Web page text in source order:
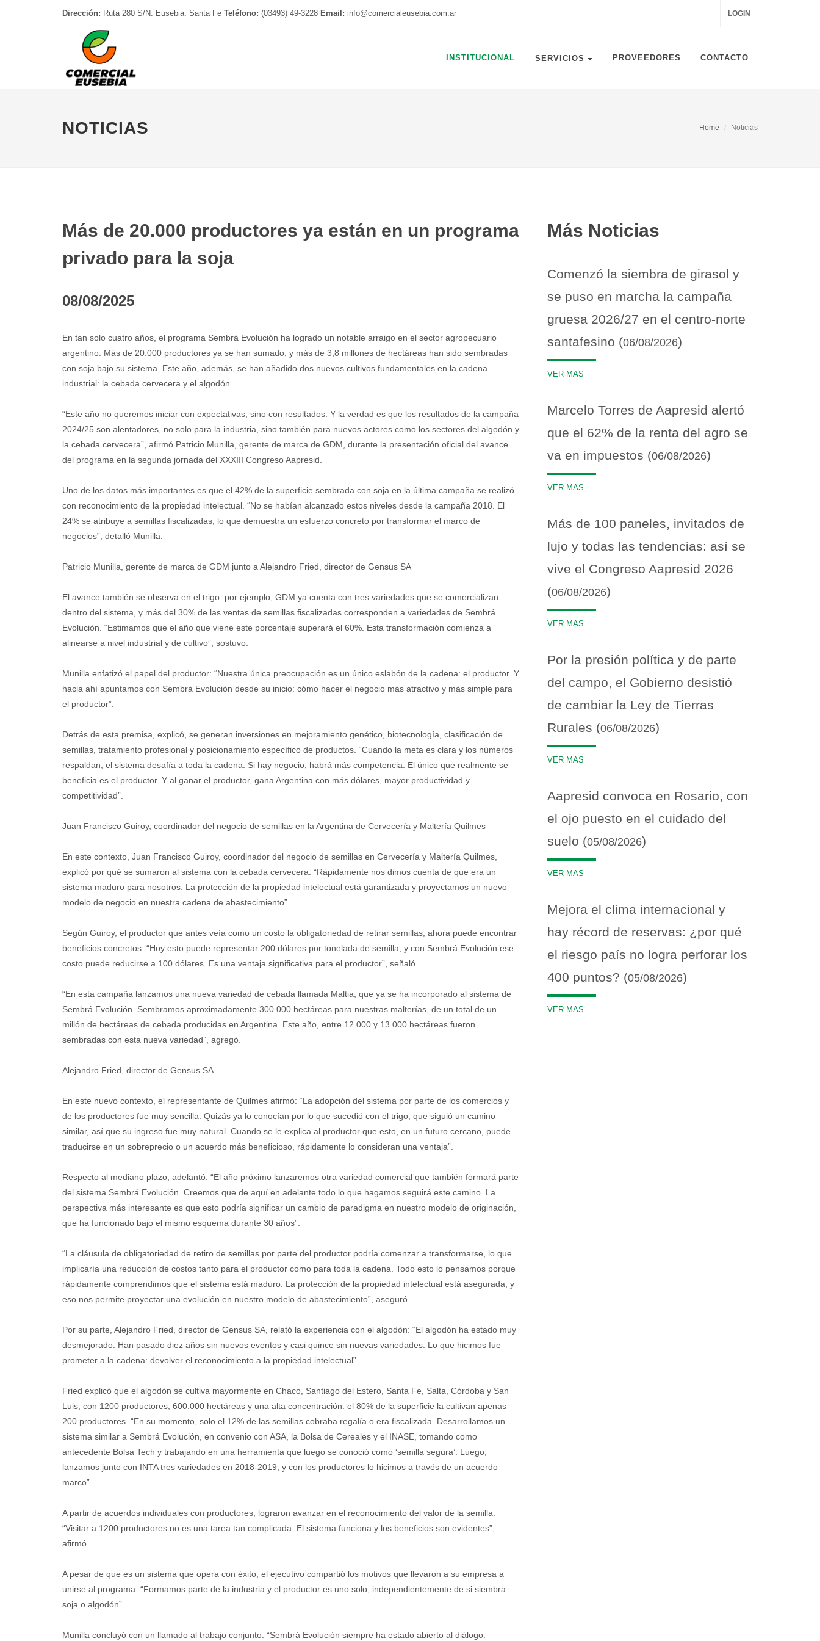
Dirección: Ruta 280 S/N. Eusebia. Santa Fe Teléfono: (03493) 49-3228 Email: info@comercialeusebia.com.ar LOGIN
INSTITUCIONAL SERVICIOS PROVEEDORES CONTACTO
NOTICIAS Home Noticias
Más de 20.000 productores ya están en un programa
privado para la soja
08/08/2025
En tan solo cuatro años, el programa Sembrá Evolución ha logrado un notable arraigo en el sector agropecuario
argentino. Más de 20.000 productores ya se han sumado, y más de 3,8 millones de hectáreas han sido sembradas
con soja bajo su sistema. Este año, además, se han añadido dos nuevos cultivos fundamentales en la cadena
industrial: la cebada cervecera y el algodón.
“Este año no queremos iniciar con expectativas, sino con resultados. Y la verdad es que los resultados de la campaña
2024/25 son alentadores, no solo para la industria, sino también para nuevos actores como los sectores del algodón y
la cebada cervecera”, afirmó Patricio Munilla, gerente de marca de GDM, durante la presentación oficial del avance
del programa en la segunda jornada del XXXIII Congreso Aapresid.
Uno de los datos más importantes es que el 42% de la superficie sembrada con soja en la última campaña se realizó
con reconocimiento de la propiedad intelectual. “No se habían alcanzado estos niveles desde la campaña 2018. El
24% se atribuye a semillas fiscalizadas, lo que demuestra un esfuerzo concreto por transformar el marco de
negocios”, detalló Munilla.
Patricio Munilla, gerente de marca de GDM junto a Alejandro Fried, director de Gensus SA
El avance también se observa en el trigo: por ejemplo, GDM ya cuenta con tres variedades que se comercializan
dentro del sistema, y más del 30% de las ventas de semillas fiscalizadas corresponden a variedades de Sembrá
Evolución. “Estimamos que el año que viene este porcentaje superará el 60%. Esta transformación comienza a
alinearse a nivel industrial y de cultivo”, sostuvo.
Munilla enfatizó el papel del productor: “Nuestra única preocupación es un único eslabón de la cadena: el productor. Y
hacia ahí apuntamos con Sembrá Evolución desde su inicio: cómo hacer el negocio más atractivo y más simple para
el productor”.
Detrás de esta premisa, explicó, se generan inversiones en mejoramiento genético, biotecnología, clasificación de
semillas, tratamiento profesional y posicionamiento específico de productos. “Cuando la meta es clara y los números
respaldan, el sistema desafía a toda la cadena. Si hay negocio, habrá más competencia. El único que realmente se
beneficia es el productor. Y al ganar el productor, gana Argentina con más dólares, mayor productividad y
competitividad”.
Juan Francisco Guiroy, coordinador del negocio de semillas en la Argentina de Cervecería y Maltería Quilmes
En este contexto, Juan Francisco Guiroy, coordinador del negocio de semillas en Cervecería y Maltería Quilmes,
explicó por qué se sumaron al sistema con la cebada cervecera: “Rápidamente nos dimos cuenta de que era un
sistema maduro para nosotros. La protección de la propiedad intelectual está garantizada y proyectamos un nuevo
modelo de negocio en nuestra cadena de abastecimiento”.
Según Guiroy, el productor que antes veía como un costo la obligatoriedad de retirar semillas, ahora puede encontrar
beneficios concretos. “Hoy esto puede representar 200 dólares por tonelada de semilla, y con Sembrá Evolución ese
costo puede reducirse a 100 dólares. Es una ventaja significativa para el productor”, señaló.
“En esta campaña lanzamos una nueva variedad de cebada llamada Maltia, que ya se ha incorporado al sistema de
Sembrá Evolución. Sembramos aproximadamente 300.000 hectáreas para nuestras malterías, de un total de un
millón de hectáreas de cebada producidas en Argentina. Este año, entre 12.000 y 13.000 hectáreas fueron
sembradas con esta nueva variedad”, agregó.
Alejandro Fried, director de Gensus SA
En este nuevo contexto, el representante de Quilmes afirmó: “La adopción del sistema por parte de los comercios y
de los productores fue muy sencilla. Quizás ya lo conocían por lo que sucedió con el trigo, que siguió un camino
similar, así que su ingreso fue muy natural. Cuando se le explica al productor que esto, en un futuro cercano, puede
traducirse en un sobreprecio o un acuerdo más beneficioso, rápidamente lo consideran una ventaja”.
Respecto al mediano plazo, adelantó: “El año próximo lanzaremos otra variedad comercial que también formará parte
del sistema Sembrá Evolución. Creemos que de aquí en adelante todo lo que hagamos seguirá este camino. La
perspectiva más interesante es que esto podría significar un cambio de paradigma en nuestro modelo de originación,
que ha funcionado bajo el mismo esquema durante 30 años”.
“La cláusula de obligatoriedad de retiro de semillas por parte del productor podría comenzar a transformarse, lo que
implicaría una reducción de costos tanto para el productor como para toda la cadena. Todo esto lo pensamos porque
rápidamente comprendimos que el sistema está maduro. La protección de la propiedad intelectual está asegurada, y
eso nos permite proyectar una evolución en nuestro modelo de abastecimiento”, aseguró.
Por su parte, Alejandro Fried, director de Gensus SA, relató la experiencia con el algodón: “El algodón ha estado muy
desmejorado. Han pasado diez años sin nuevos eventos y casi quince sin nuevas variedades. Lo que hicimos fue
prometer a la cadena: devolver el reconocimiento a la propiedad intelectual”.
Fried explicó que el algodón se cultiva mayormente en Chaco, Santiago del Estero, Santa Fe, Salta, Córdoba y San
Luis, con 1200 productores, 600.000 hectáreas y una alta concentración: el 80% de la superficie la cultivan apenas
200 productores. “En su momento, solo el 12% de las semillas cobraba regalía o era fiscalizada. Desarrollamos un
sistema similar a Sembrá Evolución, en convenio con ASA, la Bolsa de Cereales y el INASE, tomando como
antecedente Bolsa Tech y trabajando en una herramienta que luego se conoció como ‘semilla segura’. Luego,
lanzamos junto con INTA tres variedades en 2018-2019, y con los productores lo hicimos a través de un acuerdo
marco”.
A partir de acuerdos individuales con productores, lograron avanzar en el reconocimiento del valor de la semilla.
“Visitar a 1200 productores no es una tarea tan complicada. El sistema funciona y los beneficios son evidentes”,
afirmó.
A pesar de que es un sistema que opera con éxito, el ejecutivo compartió los motivos que llevaron a su empresa a
unirse al programa: “Formamos parte de la industria y el productor es uno solo, independientemente de si siembra
soja o algodón”.
Munilla concluyó con un llamado al trabajo conjunto: “Sembrá Evolución siempre ha estado abierto al diálogo.
Más Noticias
Comenzó la siembra de girasol y
se puso en marcha la campaña
gruesa 2026/27 en el centro-norte
santafesino (06/08/2026)
VER MAS
Marcelo Torres de Aapresid alertó
que el 62% de la renta del agro se
va en impuestos (06/08/2026)
VER MAS
Más de 100 paneles, invitados de
lujo y todas las tendencias: así se
vive el Congreso Aapresid 2026
(06/08/2026)
VER MAS
Por la presión política y de parte
del campo, el Gobierno desistió
de cambiar la Ley de Tierras
Rurales (06/08/2026)
VER MAS
Aapresid convoca en Rosario, con
el ojo puesto en el cuidado del
suelo (05/08/2026)
VER MAS
Mejora el clima internacional y
hay récord de reservas: ¿por qué
el riesgo país no logra perforar los
400 puntos? (05/08/2026)
VER MAS